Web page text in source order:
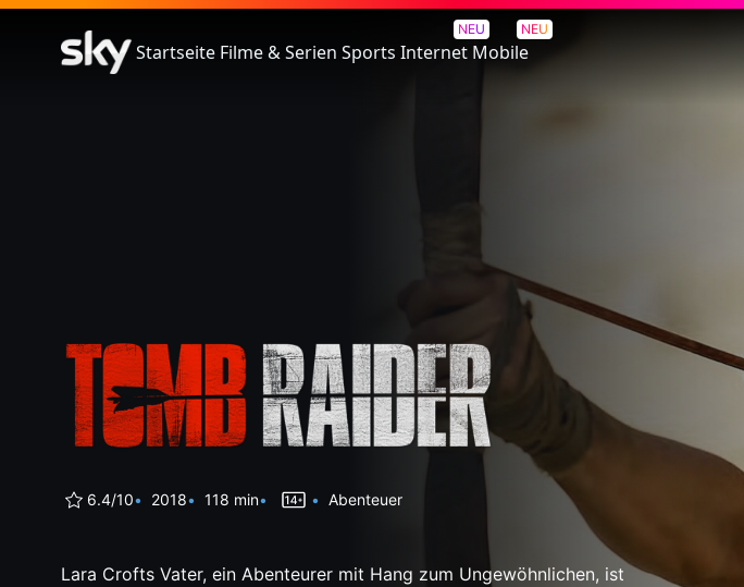
Startseite Filme & Serien Sports
NEU
Internet
NEU
Mobile
Tomb Raider
6.4/10 2018 118 min Abenteuer
Lara Crofts Vater, ein Abenteurer mit Hang zum Ungewöhnlichen, ist